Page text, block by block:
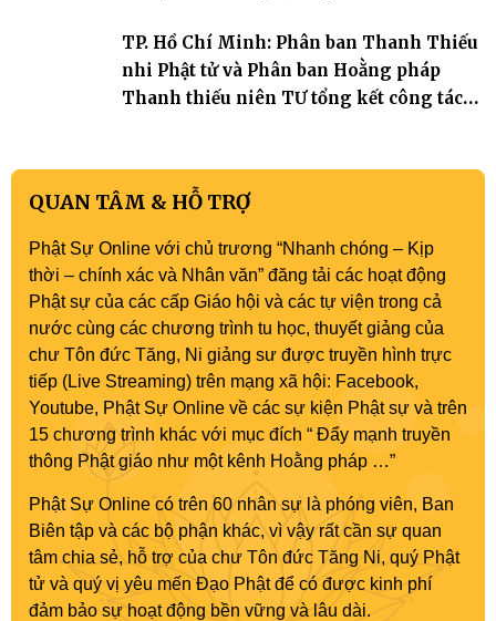
TP. Hồ Chí Minh: Phân ban Thanh Thiếu
nhi Phật tử và Phân ban Hoằng pháp
Thanh thiếu niên TƯ tổng kết công tác
QUAN TÂM & HỖ TRỢ
Phật Sự Online với chủ trương “Nhanh chóng – Kịp
thời – chính xác và Nhân văn” đăng tải các hoạt động
Phật sự của các cấp Giáo hội và các tự viện trong cả
nước cùng các chương trình tu học, thuyết giảng của
chư Tôn đức Tăng, Ni giảng sư được truyền hình trực
tiếp (Live Streaming) trên mạng xã hội: Facebook,
Youtube, Phật Sự Online về các sự kiện Phật sự và trên
15 chương trình khác với mục đích “ Đẩy mạnh truyền
thông Phật giáo như một kênh Hoằng pháp …”
Phật Sự Online có trên 60 nhân sự là phóng viên, Ban
Biên tập và các bộ phận khác, vì vậy rất cần sự quan
tâm chia sẻ, hỗ trợ của chư Tôn đức Tăng Ni, quý Phật
tử và quý vị yêu mến Đạo Phật để có được kinh phí
đảm bảo sự hoạt động bền vững và lâu dài.